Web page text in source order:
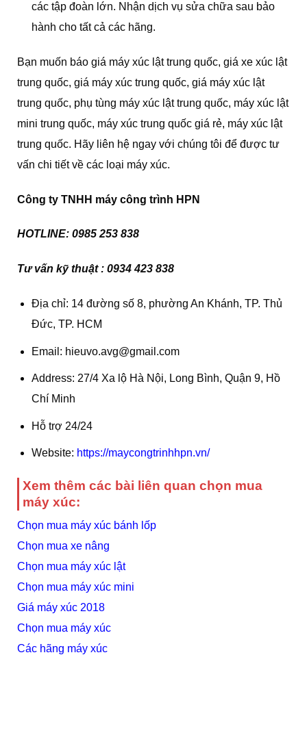
các tập đoàn lớn. Nhận dịch vụ sửa chữa sau bảo
hành cho tất cả các hãng.
Bạn muốn báo giá máy xúc lật trung quốc, giá xe xúc lật
trung quốc, giá máy xúc trung quốc, giá máy xúc lật
trung quốc, phụ tùng máy xúc lật trung quốc, máy xúc lật
mini trung quốc, máy xúc trung quốc giá rẻ, máy xúc lật
trung quốc. Hãy liên hệ ngay với chúng tôi để được tư
vấn chi tiết về các loại máy xúc.
Công ty TNHH máy công trình HPN
HOTLINE: 0985 253 838
Tư vấn kỹ thuật : 0934 423 838
Địa chỉ: 14 đường số 8, phường An Khánh, TP. Thủ
Đức, TP. HCM
Email: hieuvo.avg@gmail.com
Address: 27/4 Xa lộ Hà Nội, Long Bình, Quận 9, Hồ
Chí Minh
Hỗ trợ 24/24
Website: https://maycongtrinhhpn.vn/
Xem thêm các bài liên quan chọn mua
máy xúc:
Chọn mua máy xúc bánh lốp
Chọn mua xe nâng
Chọn mua máy xúc lật
Chọn mua máy xúc mini
Giá máy xúc 2018
Chọn mua máy xúc
Các hãng máy xúc